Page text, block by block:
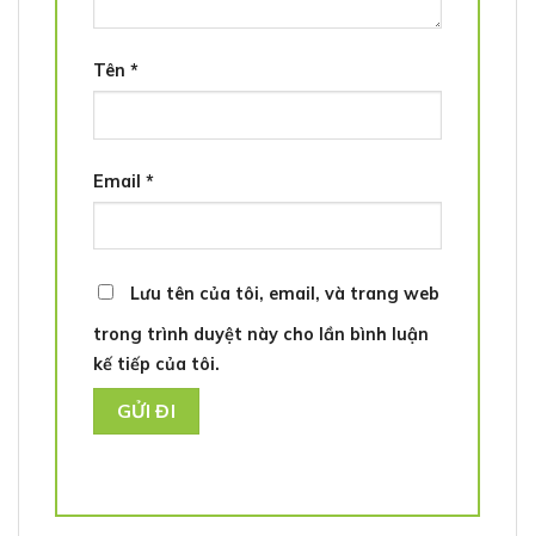
Tên *
Email *
Lưu tên của tôi, email, và trang web
trong trình duyệt này cho lần bình luận
kế tiếp của tôi.